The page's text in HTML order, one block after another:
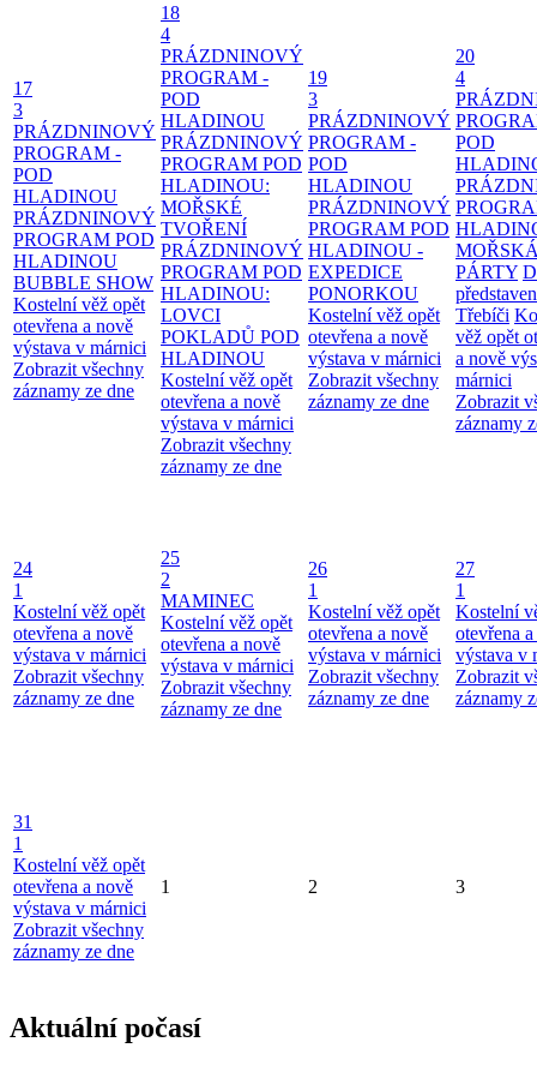
17
3
PRÁZDNINOVÝ
PROGRAM -
POD
HLADINOU
PRÁZDNINOVÝ
PROGRAM POD
HLADINOU
BUBBLE SHOW
Kostelní věž opět
otevřena a nově
výstava v márnici
Zobrazit všechny
záznamy ze dne
18
4
PRÁZDNINOVÝ
PROGRAM -
POD
HLADINOU
PRÁZDNINOVÝ
PROGRAM POD
HLADINOU:
MOŘSKÉ
TVOŘENÍ
PRÁZDNINOVÝ
PROGRAM POD
HLADINOU:
LOVCI
POKLADŮ POD
HLADINOU
Kostelní věž opět
otevřena a nově
výstava v márnici
Zobrazit všechny
záznamy ze dne
19
3
PRÁZDNINOVÝ
PROGRAM -
POD
HLADINOU
PRÁZDNINOVÝ
PROGRAM POD
HLADINOU -
EXPEDICE
PONORKOU
Kostelní věž opět
otevřena a nově
výstava v márnici
Zobrazit všechny
záznamy ze dne
20
4
POD
PÁRTY
Třebíči
věž opět
a nově
márnici
Zobrazit
záznamy
24
1
Kostelní věž opět
otevřena a nově
výstava v márnici
Zobrazit všechny
záznamy ze dne
25
2
MAMINEC
Kostelní věž opět
otevřena a nově
výstava v márnici
Zobrazit všechny
záznamy ze dne
26
1
Kostelní věž opět
otevřena a nově
výstava v márnici
Zobrazit všechny
záznamy ze dne
27
1
Kostelní
otevřena
výstava v
Zobrazit
záznamy
31
1
Kostelní věž opět
otevřena a nově
výstava v márnici
Zobrazit všechny
záznamy ze dne
1 2 3
Aktuální počasí